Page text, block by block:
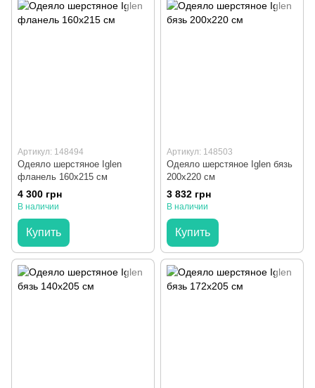
Артикул: 148494
Одеяло шерстяное Iglen
фланель 160x215 см
4 300 грн
В наличии
Купить
Артикул: 148503
Одеяло шерстяное Iglen бязь
200x220 см
3 832 грн
В наличии
Купить